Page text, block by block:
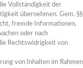
Vollständigkeit der
übernehmen. Gem. §§
fremde Informationen,
oder nach
Rechtswidrigkeit von
von Inhalten im Rahmen